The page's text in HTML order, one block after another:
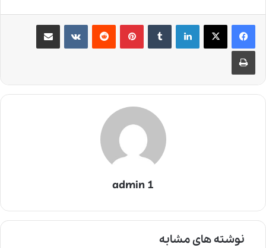
لینکدین ‫تامبلر ‫پین‌ترست‫رددیت ‫VKontakteاشتراک گذاری از طریق ایمیل
چاپ
admin 1
نوشته های مشابه